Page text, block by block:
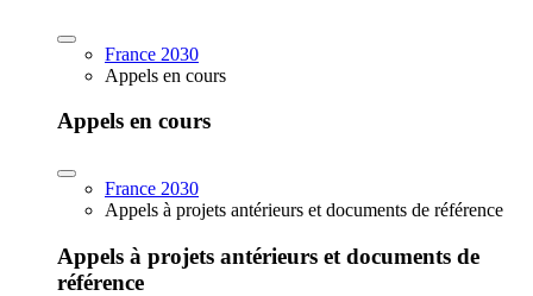
France 2030
Appels en cours
Appels en cours
France 2030
Appels à projets antérieurs et documents de référence
Appels à projets antérieurs et documents de
référence